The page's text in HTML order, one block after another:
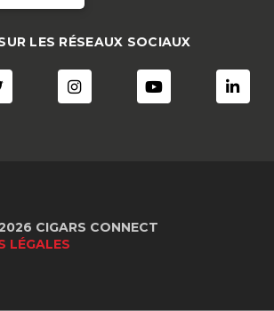
LES RÉSEAUX SOCIAUX
CIGARS CONNECT
LÉGALES